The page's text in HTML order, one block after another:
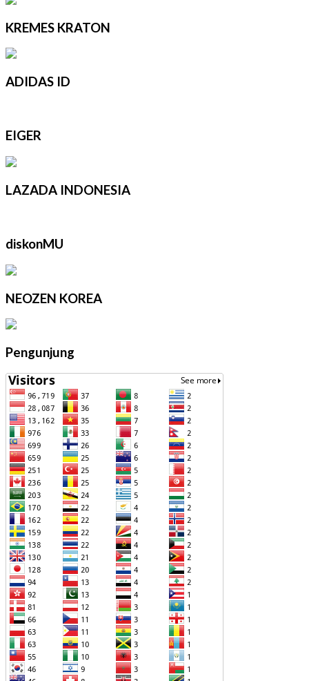
KREMES KRATON
ADIDAS ID
EIGER
LAZADA INDONESIA
diskonMU
NEOZEN KOREA
Pengunjung